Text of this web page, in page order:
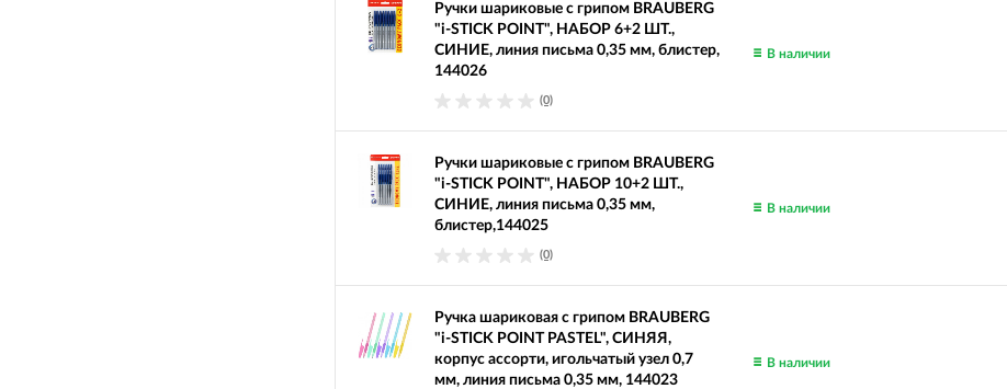
Ручки шариковые с грипом BRAUBERG
"i-STICK POINT", НАБОР 6+2 ШТ.,
СИНИЕ, линия письма 0,35 мм, блистер,
144026
(0)
В наличии
Ручки шариковые с грипом BRAUBERG
"i-STICK POINT", НАБОР 10+2 ШТ.,
СИНИЕ, линия письма 0,35 мм,
блистер,144025
(0)
В наличии
Ручка шариковая с грипом BRAUBERG
"i-STICK POINT PASTEL", СИНЯЯ,
корпус ассорти, игольчатый узел 0,7
мм, линия письма 0,35 мм, 144023
В наличии